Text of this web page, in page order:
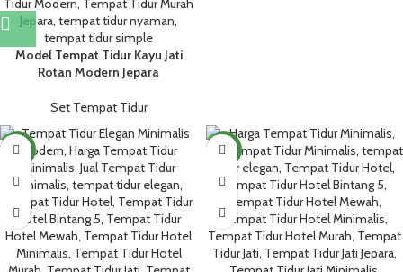
Model Tempat Tidur Kayu Jati
Rotan Modern Jepara
Set Tempat Tidur
NEW NEW